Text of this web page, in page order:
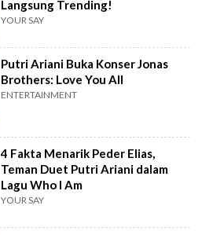
Langsung Trending!
YOUR SAY
Putri Ariani Buka Konser Jonas
Brothers: Love You All
ENTERTAINMENT
4 Fakta Menarik Peder Elias,
Teman Duet Putri Ariani dalam
Lagu Who I Am
YOUR SAY